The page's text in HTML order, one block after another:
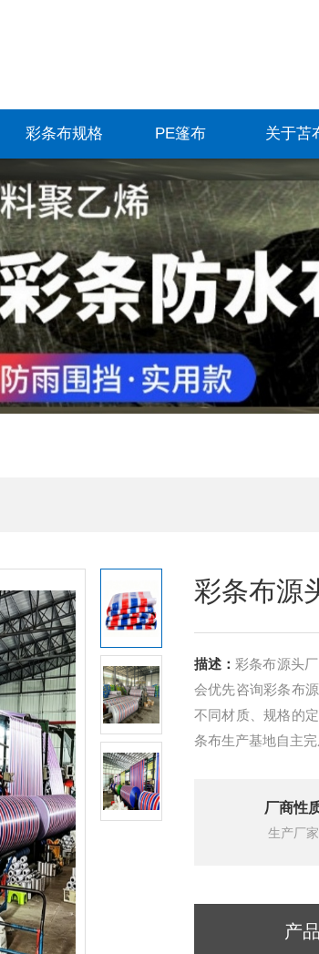
彩条布规格 PE篷布 关于苫
彩条布源
描述： 彩条布源头
会优先咨询彩条布
不同材质、规格的
条布生产基地自主
厂商性
生产厂家
产